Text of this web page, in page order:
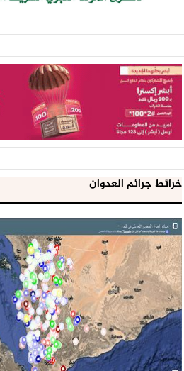
خرائط جرائم العدوان